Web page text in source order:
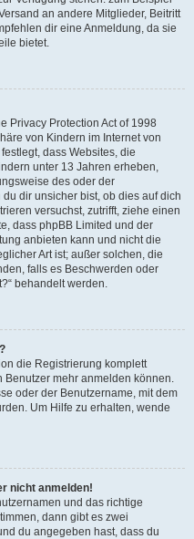
an andere Mitglieder, Beitritt
dir eine Anmeldung, da sie
bietet.
Privacy Protection Act of 1998
von Kindern im Internet von
dass Websites, die
unter 13 Jahren erheben,
des oder der
dir unsicher bist, ob dies auf dich
versuchst, zutrifft, ziehe einen
dass phpBB Limited und der
anbieten kann und nicht die
Art ist; außer solchen, die
falls es Beschwerden oder
behandelt werden.
die Registrierung komplett
Benutzer mehr anmelden können.
oder der Benutzername, mit dem
Um Hilfe zu erhalten, wende
nicht anmelden!
und das richtige
dann gibt es zwei
du angegeben hast, dass du